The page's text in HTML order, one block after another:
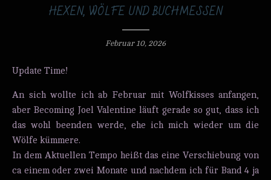
HEXEN, WÖLFE UND BUCHMESSEN
Februar 10, 2026
Update Time!
An sich wollte ich ab Februar mit Wolfkisses anfangen,
aber Becoming Joel Valentine läuft gerade so gut, dass ich
das wohl beenden werde, ehe ich mich wieder um die
Wölfe kümmere.
In dem Aktuellen Tempo heißt das eine Verschiebung von
ca einem oder zwei Monate und nachdem ich für Band 4 ja